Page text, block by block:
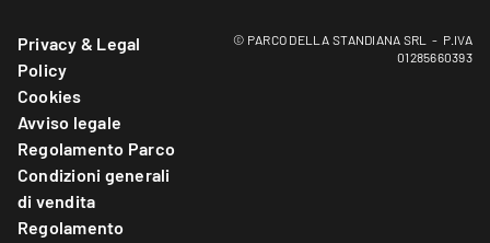
Privacy & Legal
Policy
Cookies
Avviso legale
Regolamento Parco
Condizioni generali
di vendita
Regolamento
© PARCO DELLA STANDIANA SRL - P.IVA
01285660393